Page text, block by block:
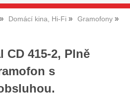
Domácí kina, Hi-Fi Gramofony
CD 415-2, Plně
s